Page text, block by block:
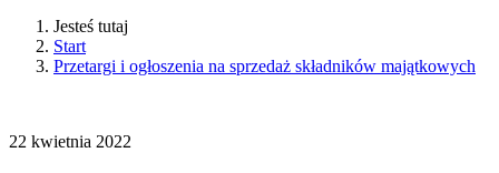
Jesteś tutaj
Start
Przetargi i ogłoszenia na sprzedaż składników majątkowych
22 kwietnia 2022